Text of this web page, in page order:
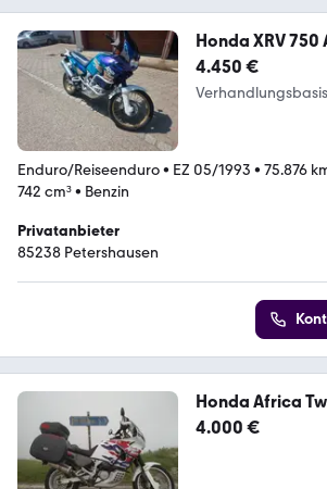
Honda XRV 750
4.450 €
Verhandlungsbasis
Enduro/Reiseenduro• EZ 05/1993 • 75.876
742 cm³• Benzin
Privatanbieter
85238 Petershausen
Honda Africa
4.000 €